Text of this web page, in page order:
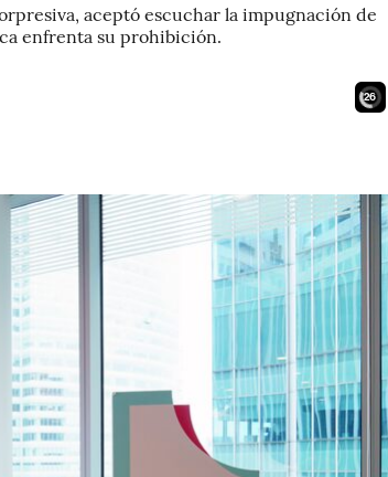
aceptó escuchar la impugnación de
enfrenta su prohibición.
24